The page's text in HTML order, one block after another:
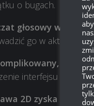
o bugach.
głosowy w PvE?
go w aktualizacji
interfejsu garażu.
2D zyska